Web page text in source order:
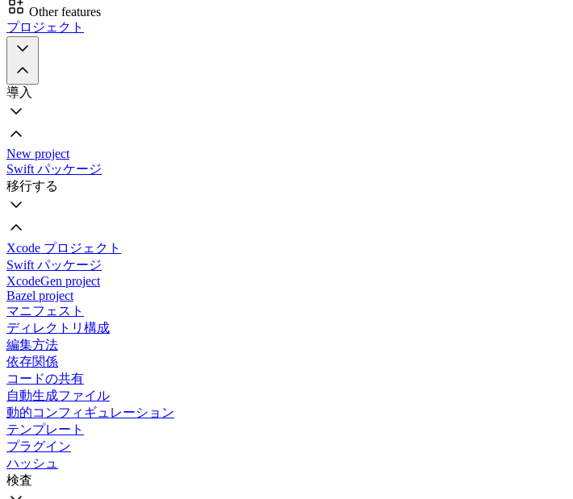
Other features
プロジェクト
導入
New project
Swift パッケージ
移行する
Xcode プロジェクト
Swift パッケージ
XcodeGen project
Bazel project
マニフェスト
ディレクトリ構成
編集方法
依存関係
コードの共有
自動生成ファイル
動的コンフィギュレーション
テンプレート
プラグイン
ハッシュ
検査